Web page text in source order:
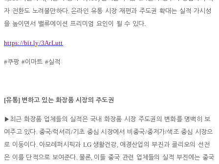
자 전환도 노려볼만하다.온라인 유통 시장 재편과 주도권 확대는 실적 가시성
을 높이면서 밸류에이션 프리미엄 요인이 될 수 있다.
https://bit.ly/3ArLutt
#쿠팡 #이마트 #실적
[유통] 변하고 있는 화장품 시장의 주도권
▶ 최근 화장품 업체들의 실적은 국내 화장품 시장 주도권의 변화를 명백히 보
여주고 있다. 중국/럭셔리 /기초 중심 시장에서 비중국/중저가/색조 중심 시장으
로 이동이다. 아모레퍼시픽과 LG 생활건강, 애경산업의 부진과 클리오의 선전
은 이를 단적으로 보여준다. 물론, 이들 중국 관련 업체들의 실적 부진에는 중국